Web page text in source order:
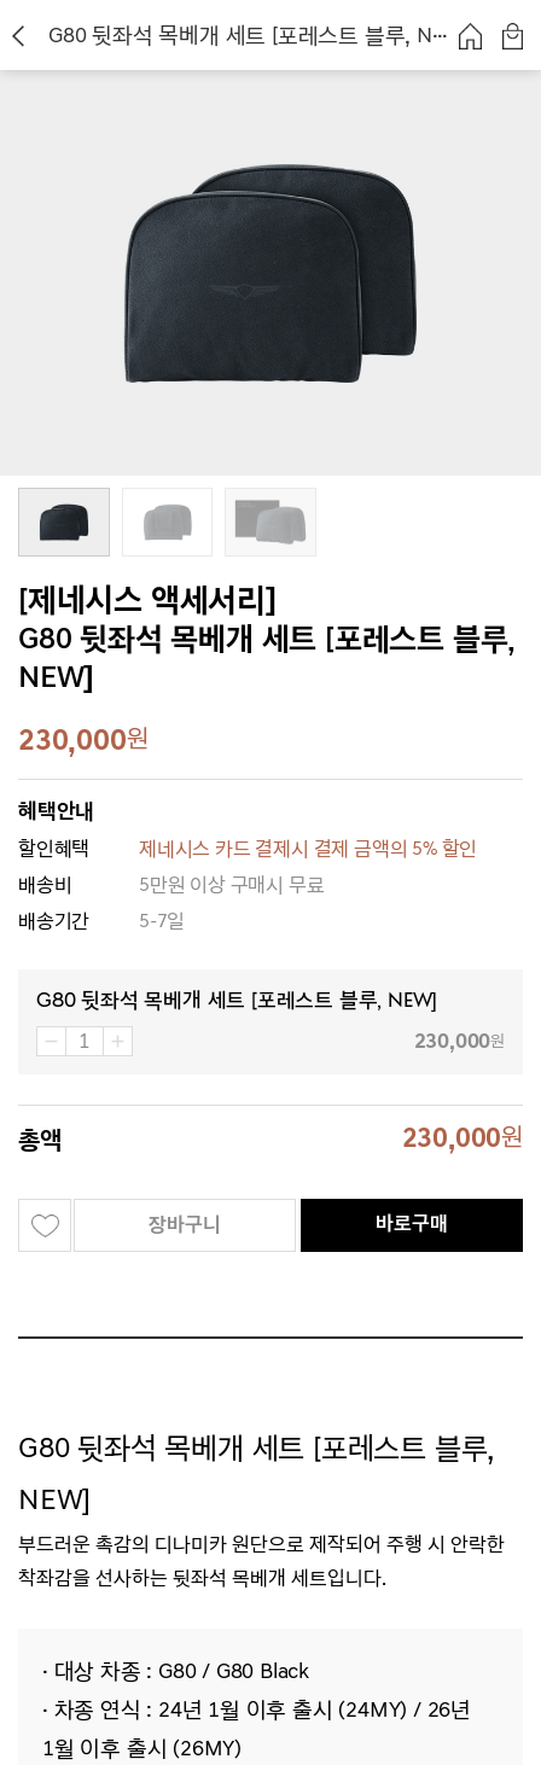
G80 뒷좌석 목베개 세트 [포레스트 블루, NEW]
[제네시스 액세서리]
G80 뒷좌석 목베개 세트 [포레스트 블루,
NEW]
230,000원
혜택안내
할인혜택
제네시스 카드 결제시 결제 금액의 5% 할인
배송비
5만원 이상 구매시 무료
배송기간
5-7일
G80 뒷좌석 목베개 세트 [포레스트 블루, NEW]
230,000원
총액 230,000원
장바구니 바로구매
G80 뒷좌석 목베개 세트 [포레스트 블루,
NEW]
부드러운 촉감의 디나미카 원단으로 제작되어 주행 시 안락한
착좌감을 선사하는 뒷좌석 목베개 세트입니다.
· 대상 차종 : G80 / G80 Black
· 차종 연식 : 24년 1월 이후 출시 (24MY) / 26년
1월 이후 출시 (26MY)